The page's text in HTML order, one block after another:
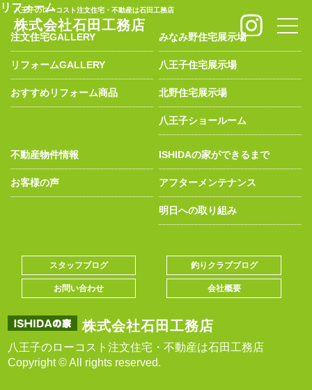
八王子のローコスト注文住宅・不動産は石田工務店
株式会社石田工務店
toggle
リフォーム
注文住宅GALLERY
リフォームGALLERY
おすすめリフォーム商品
みなみ野住宅展示場
八王子住宅展示場
北野住宅展示場
八王子ショールーム
不動産物件情報
お客様の声
ISHIDAの家ができるまで
アフターメンテナンス
明日への取り組み
株式会社石田工務店
八王子のローコスト注文住宅・不動産は石田工務店
Copyright © All rights reserved.
スタッフブログ 釣りクラブブログ
お問い合わせ 会社概要